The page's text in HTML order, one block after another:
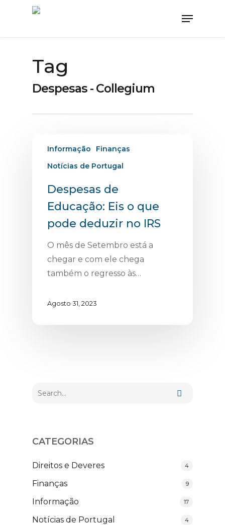
Tag
Despesas - Collegium
Informação
Finanças
Notícias de Portugal
Despesas de
Educação: Eis o que
pode deduzir no IRS
O mês de Setembro está a
chegar e com ele chega
também o regresso às…
Agosto 31, 2023
CATEGORIAS
Direitos e Deveres 4
Finanças 9
Informação 17
Notícias de Portugal 4